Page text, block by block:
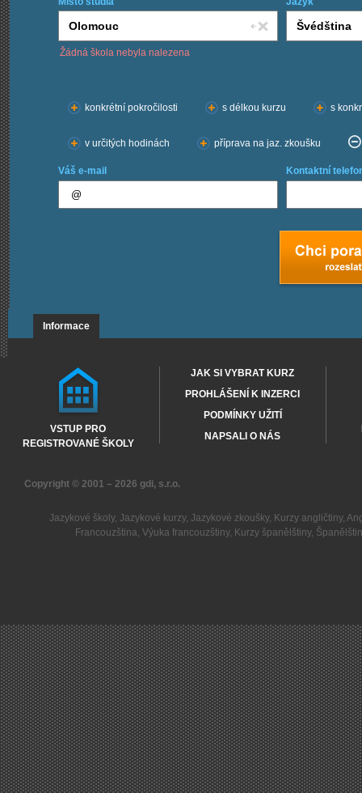
Žádná škola nebyla nalezena
konkrétní pokročilosti
s délkou kurzu s
v určitých hodinách příprava na jaz. zkoušku
Váš e-mail Kontaktní
Informace
VSTUP PRO
REGISTROVANÉ ŠKOLY
JAK SI VYBRAT KURZ
PROHLÁŠENÍ K INZERCI
PODMÍNKY UŽITÍ
NAPSALI O NÁS
Copyright © 2001 – 2026 gdi, s.r.o.
Jazykové školy, Jazykové kurzy, Jazykové zkoušky, Kurzy angličtiny,
Francouzština,Výuka francouzštiny, Kurzy španělštiny,